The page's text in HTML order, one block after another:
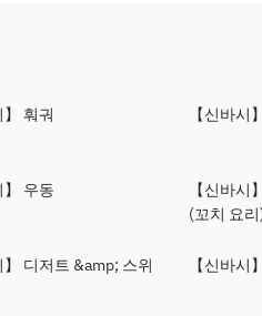
】 훠궈 【신바시
】 우동
【신바시
(꼬치 요
】 디저트 &amp; 스위
【신바시